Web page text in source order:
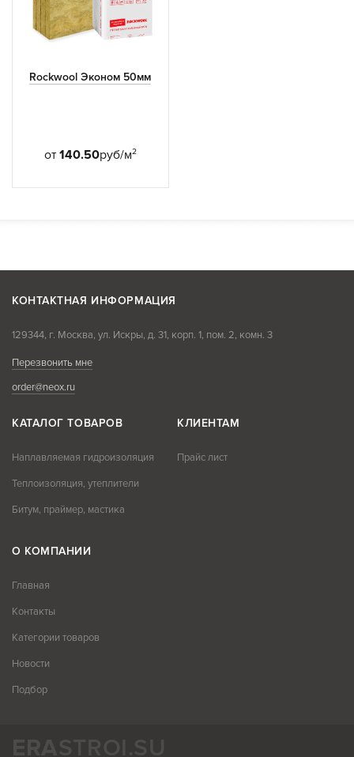
Rockwool Эконом 50мм
от 140.50руб/м2
КОНТАКТНАЯ ИНФОРМАЦИЯ
129344, г. Москва, ул. Искры, д. 31, корп. 1, пом. 2, комн. 3
Перезвонить мне
order@neox.ru
КАТАЛОГ ТОВАРОВ
Наплавляемая гидроизоляция
Теплоизоляция, утеплители
Битум, праймер, мастика
КЛИЕНТАМ
Прайс лист
О КОМПАНИИ
Главная
Контакты
Категории товаров
Новости
Подбор